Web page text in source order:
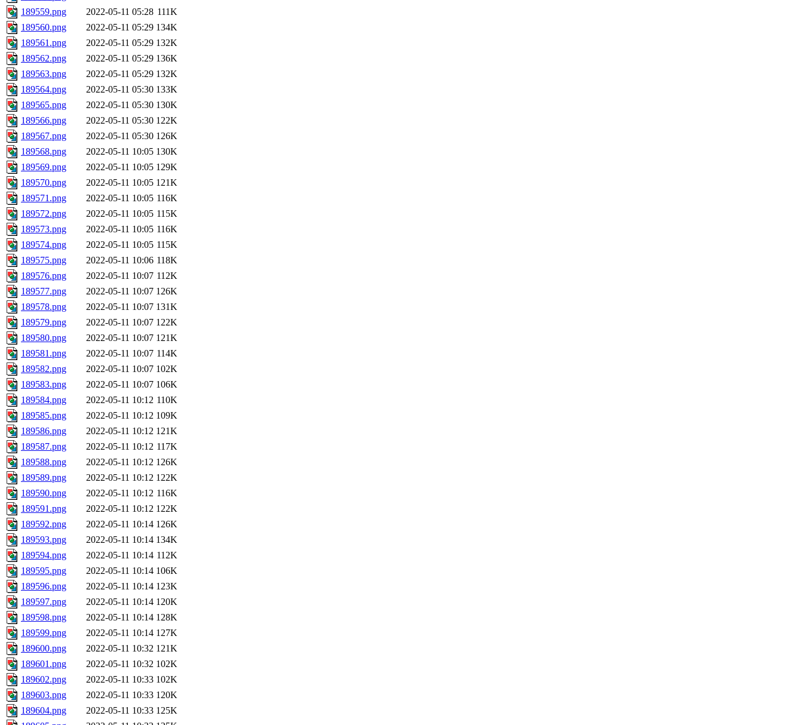
189559.png
2022-05-11 05:28 111K
189560.png
2022-05-11 05:29 134K
189561.png
2022-05-11 05:29 132K
189562.png
2022-05-11 05:29 136K
189563.png
2022-05-11 05:29 132K
189564.png
2022-05-11 05:30 133K
189565.png
2022-05-11 05:30 130K
189566.png
2022-05-11 05:30 122K
189567.png
2022-05-11 05:30 126K
189568.png
2022-05-11 10:05 130K
189569.png
2022-05-11 10:05 129K
189570.png
2022-05-11 10:05 121K
189571.png
2022-05-11 10:05 116K
189572.png
2022-05-11 10:05 115K
189573.png
2022-05-11 10:05 116K
189574.png
2022-05-11 10:05 115K
189575.png
2022-05-11 10:06 118K
189576.png
2022-05-11 10:07 112K
189577.png
2022-05-11 10:07 126K
189578.png
2022-05-11 10:07 131K
189579.png
2022-05-11 10:07 122K
189580.png
2022-05-11 10:07 121K
189581.png
2022-05-11 10:07 114K
189582.png
2022-05-11 10:07 102K
189583.png
2022-05-11 10:07 106K
189584.png
2022-05-11 10:12 110K
189585.png
2022-05-11 10:12 109K
189586.png
2022-05-11 10:12 121K
189587.png
2022-05-11 10:12 117K
189588.png
2022-05-11 10:12 126K
189589.png
2022-05-11 10:12 122K
189590.png
2022-05-11 10:12 116K
189591.png
2022-05-11 10:12 122K
189592.png
2022-05-11 10:14 126K
189593.png
2022-05-11 10:14 134K
189594.png
2022-05-11 10:14 112K
189595.png
2022-05-11 10:14 106K
189596.png
2022-05-11 10:14 123K
189597.png
2022-05-11 10:14 120K
189598.png
2022-05-11 10:14 128K
189599.png
2022-05-11 10:14 127K
189600.png
2022-05-11 10:32 121K
189601.png
2022-05-11 10:32 102K
189602.png
2022-05-11 10:33 102K
189603.png
2022-05-11 10:33 120K
189604.png
2022-05-11 10:33 125K